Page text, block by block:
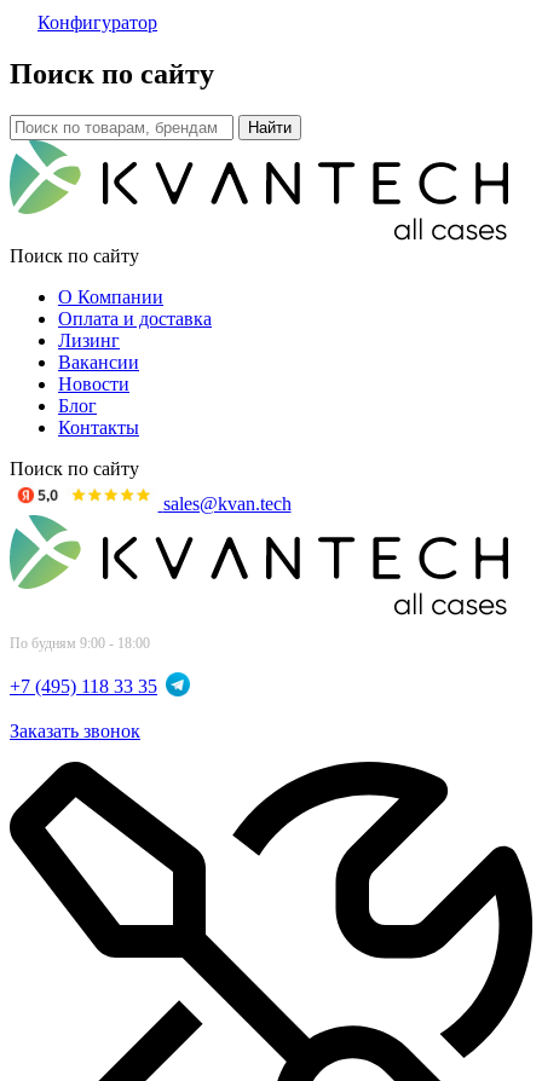
Конфигуратор
Поиск по сайту
Поиск по сайту
О Компании
Оплата и доставка
Лизинг
Вакансии
Новости
Блог
Контакты
Поиск по сайту
sales@kvan.tech
По будням 9:00 - 18:00
+7 (495) 118 33 35
Заказать звонок